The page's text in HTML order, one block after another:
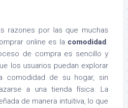
razones por las que muchas
online es la comodidad.
de compra es sencillo y
los usuarios puedan explorar
comodidad de su hogar, sin
a una tienda física. La
de manera intuitiva, lo que